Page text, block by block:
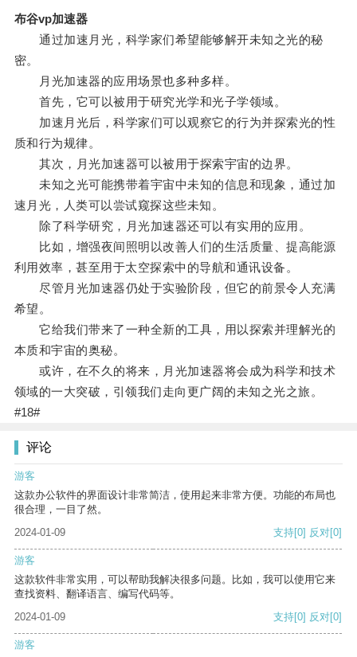
布谷vp加速器
通过加速月光，科学家们希望能够解开未知之光的秘
密。
月光加速器的应用场景也多种多样。
首先，它可以被用于研究光学和光子学领域。
加速月光后，科学家们可以观察它的行为并探索光的性
质和行为规律。
其次，月光加速器可以被用于探索宇宙的边界。
未知之光可能携带着宇宙中未知的信息和现象，通过加
速月光，人类可以尝试窥探这些未知。
除了科学研究，月光加速器还可以有实用的应用。
比如，增强夜间照明以改善人们的生活质量、提高能源
利用效率，甚至用于太空探索中的导航和通讯设备。
尽管月光加速器仍处于实验阶段，但它的前景令人充满
希望。
它给我们带来了一种全新的工具，用以探索并理解光的
本质和宇宙的奥秘。
或许，在不久的将来，月光加速器将会成为科学和技术
领域的一大突破，引领我们走向更广阔的未知之光之旅。
#18#
评论
游客
这款办公软件的界面设计非常简洁，使用起来非常方便。功能的布局也
很合理，一目了然。
2024-01-09
支持[0] 反对[0]
游客
这款软件非常实用，可以帮助我解决很多问题。比如，我可以使用它来
查找资料、翻译语言、编写代码等。
2024-01-09
支持[0] 反对[0]
游客